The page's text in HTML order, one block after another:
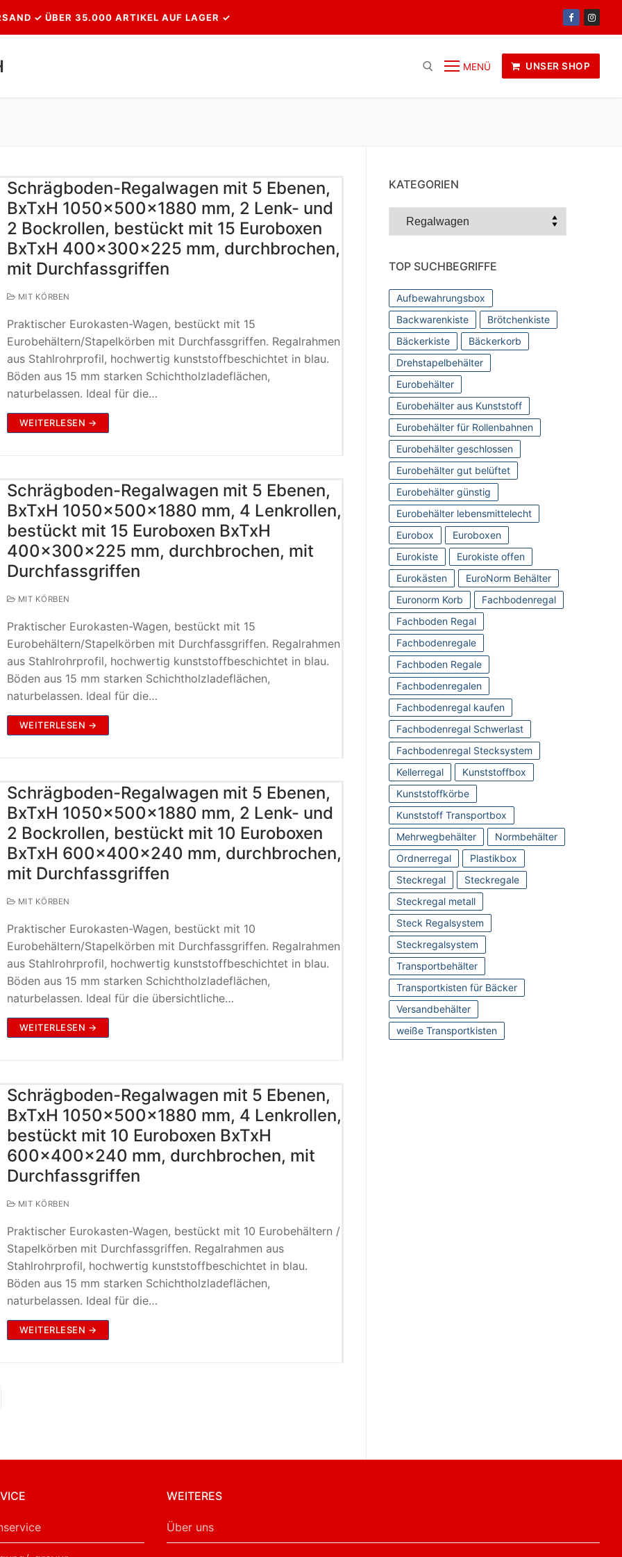
✓ ÜBER 35.000 ARTIKEL AUF LAGER ✓
MENÜ UNSER SHOP
Schrägboden-Regalwagen mit 5 Ebenen,
BxTxH 1050x500x1880 mm, 2 Lenk- und
2 Bockrollen, bestückt mit 15 Euroboxen
BxTxH 400x300x225 mm, durchbrochen,
mit Durchfassgriffen
MIT KÖRBEN
Praktischer Eurokasten-Wagen, bestückt mit 15
Eurobehältern/Stapelkörben mit Durchfassgriffen. Regalrahmen
aus Stahlrohrprofil, hochwertig kunststoffbeschichtet in blau.
Böden aus 15 mm starken Schichtholzladeflächen,
naturbelassen. Ideal für die…
WEITERLESEN →
Schrägboden-Regalwagen mit 5 Ebenen,
BxTxH 1050x500x1880 mm, 4 Lenkrollen,
bestückt mit 15 Euroboxen BxTxH
400x300x225 mm, durchbrochen, mit
Durchfassgriffen
MIT KÖRBEN
Praktischer Eurokasten-Wagen, bestückt mit 15
Eurobehältern/Stapelkörben mit Durchfassgriffen. Regalrahmen
aus Stahlrohrprofil, hochwertig kunststoffbeschichtet in blau.
Böden aus 15 mm starken Schichtholzladeflächen,
naturbelassen. Ideal für die…
WEITERLESEN →
Schrägboden-Regalwagen mit 5 Ebenen,
BxTxH 1050x500x1880 mm, 2 Lenk- und
2 Bockrollen, bestückt mit 10 Euroboxen
BxTxH 600x400x240 mm, durchbrochen,
mit Durchfassgriffen
MIT KÖRBEN
Praktischer Eurokasten-Wagen, bestückt mit 10
Eurobehältern/Stapelkörben mit Durchfassgriffen. Regalrahmen
aus Stahlrohrprofil, hochwertig kunststoffbeschichtet in blau.
Böden aus 15 mm starken Schichtholzladeflächen,
naturbelassen. Ideal für die übersichtliche…
WEITERLESEN →
Schrägboden-Regalwagen mit 5 Ebenen,
BxTxH 1050x500x1880 mm, 4 Lenkrollen,
bestückt mit 10 Euroboxen BxTxH
600x400x240 mm, durchbrochen, mit
Durchfassgriffen
MIT KÖRBEN
Praktischer Eurokasten-Wagen, bestückt mit 10 Eurobehältern /
Stapelkörben mit Durchfassgriffen. Regalrahmen aus
Stahlrohrprofil, hochwertig kunststoffbeschichtet in blau.
Böden aus 15 mm starken Schichtholzladeflächen,
naturbelassen. Ideal für die…
WEITERLESEN →
KATEGORIEN
Kategorien
TOP SUCHBEGRIFFE
Aufbewahrungsbox
Backwarenkiste
Brötchenkiste
Bäckerkiste
Bäckerkorb
Drehstapelbehälter
Eurobehälter
Eurobehälter aus Kunststoff
Eurobehälter für Rollenbahnen
Eurobehälter geschlossen
Eurobehälter gut belüftet
Eurobehälter günstig
Eurobehälter lebensmittelecht
Eurobox
Euroboxen
Eurokiste
Eurokiste offen
Eurokästen
EuroNorm Behälter
Euronorm Korb
Fachbodenregal
Fachboden Regal
Fachbodenregale
Fachboden Regale
Fachbodenregalen
Fachbodenregal kaufen
Fachbodenregal Schwerlast
Fachbodenregal Stecksystem
Kellerregal
Kunststoffbox
Kunststoffkörbe
Kunststoff Transportbox
Mehrwegbehälter
Normbehälter
Ordnerregal
Plastikbox
Steckregal
Steckregale
Steckregal metall
Steck Regalsystem
Steckregalsystem
Transportbehälter
Transportkisten für Bäcker
Versandbehälter
weiße Transportkisten
WEITERES
Über uns